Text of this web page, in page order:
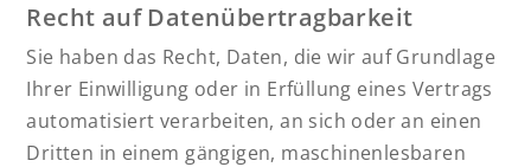
Recht auf Daten­übertrag­barkeit
Sie haben das Recht, Daten, die wir auf Grundlage
Ihrer Einwilligung oder in Erfüllung eines Vertrags
automatisiert verarbeiten, an sich oder an einen
Dritten in einem gängigen, maschinenlesbaren